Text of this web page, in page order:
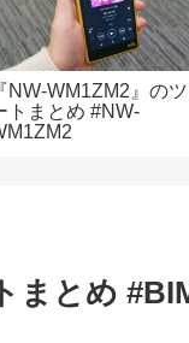
『NW-WM1ZM2』の
トまとめ #NW-
まとめ